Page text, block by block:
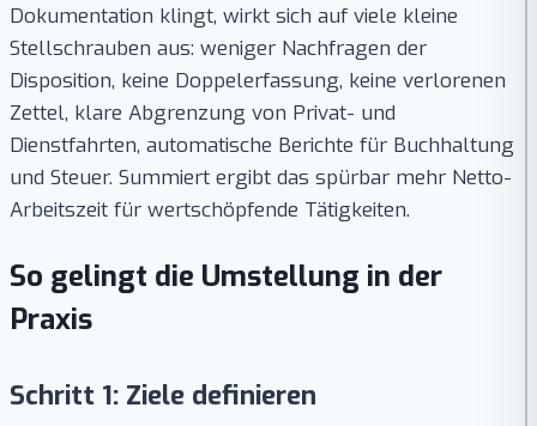
Dokumentation klingt, wirkt sich auf viele kleine
Stellschrauben aus: weniger Nachfragen der
Disposition, keine Doppelerfassung, keine verlorenen
Zettel, klare Abgrenzung von Privat- und
Dienstfahrten, automatische Berichte für Buchhaltung
und Steuer. Summiert ergibt das spürbar mehr Netto-
Arbeitszeit für wertschöpfende Tätigkeiten.
So gelingt die Umstellung in der
Praxis
Schritt 1: Ziele definieren